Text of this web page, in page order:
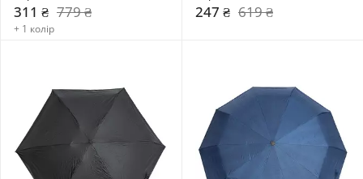
311 ₴ 779 ₴
+ 1 колір
247 ₴ 619 ₴